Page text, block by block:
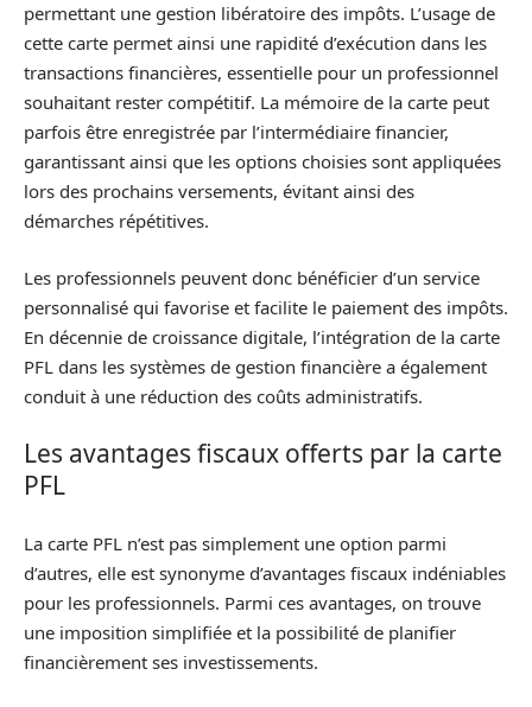
permettant une gestion libératoire des impôts. L’usage de
cette carte permet ainsi une rapidité d’exécution dans les
transactions financières, essentielle pour un professionnel
souhaitant rester compétitif. La mémoire de la carte peut
parfois être enregistrée par l’intermédiaire financier,
garantissant ainsi que les options choisies sont appliquées
lors des prochains versements, évitant ainsi des
démarches répétitives.
Les professionnels peuvent donc bénéficier d’un service
personnalisé qui favorise et facilite le paiement des impôts.
En décennie de croissance digitale, l’intégration de la carte
PFL dans les systèmes de gestion financière a également
conduit à une réduction des coûts administratifs.
Les avantages fiscaux offerts par la carte
PFL
La carte PFL n’est pas simplement une option parmi
d’autres, elle est synonyme d’avantages fiscaux indéniables
pour les professionnels. Parmi ces avantages, on trouve
une imposition simplifiée et la possibilité de planifier
financièrement ses investissements.